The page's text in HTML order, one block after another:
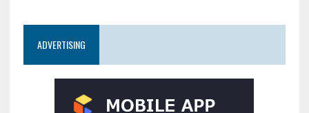
ADVERTISING